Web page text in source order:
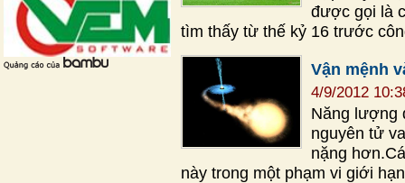
được gọi là
tìm thấy từ thế kỷ 16 trước
Vận mệnh
4/9/2012
Năng lượng
nguyên tử
nặng
này trong một phạm vi giới